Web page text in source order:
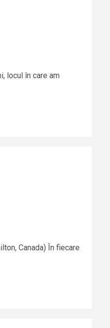
locul în care am
Canada) În fiecare